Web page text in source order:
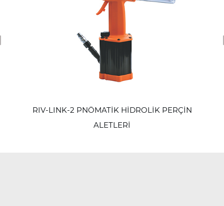
RIV-LINK-2 PNÖMATİK HİDROLİK PERÇİN
ALETLERİ